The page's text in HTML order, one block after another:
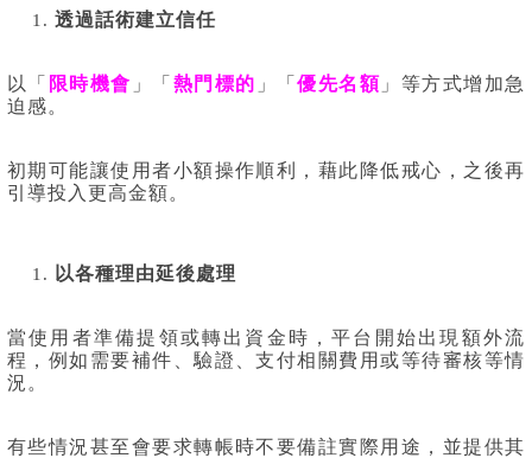
透過話術建立信任
以「 限時機會 」「 熱門標的 」「優先名額 」等方式增加急
迫感。
初期可能讓使用者小額操作順利，藉此降低戒心，之後再
引導投入更高金額。
以各種理由延後處理
當使用者準備提領或轉出資金時，平台開始出現額外流
程，例如需要補件、驗證、支付相關費用或等待審核等情
況。
有些情況甚至會要求轉帳時不要備註實際用途，並提供其